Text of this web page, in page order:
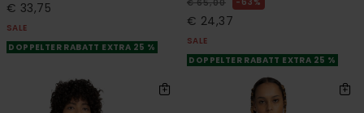
€ 33,75
SALE
DOPPELTER RABATT EXTRA 25 %
€ 65,00
€ 24,37
SALE
DOPPELTER RABATT EXTRA 25 %